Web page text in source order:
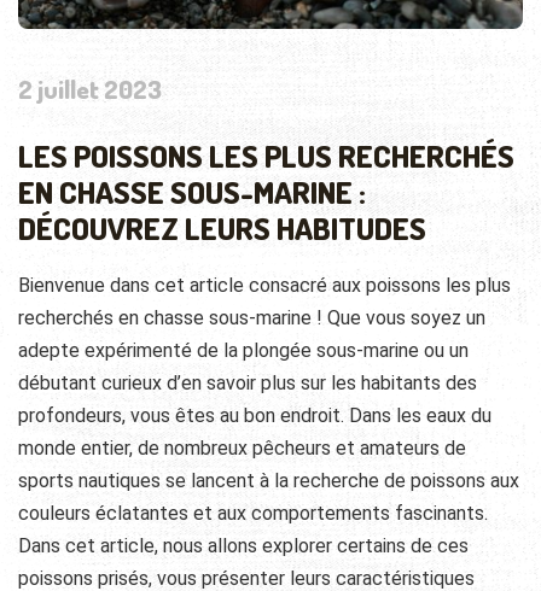
2 juillet 2023
LES POISSONS LES PLUS RECHERCHÉS
EN CHASSE SOUS-MARINE :
DÉCOUVREZ LEURS HABITUDES
Bienvenue dans cet article consacré aux poissons les plus
recherchés en chasse sous-marine ! Que vous soyez un
adepte expérimenté de la plongée sous-marine ou un
débutant curieux d’en savoir plus sur les habitants des
profondeurs, vous êtes au bon endroit. Dans les eaux du
monde entier, de nombreux pêcheurs et amateurs de
sports nautiques se lancent à la recherche de poissons aux
couleurs éclatantes et aux comportements fascinants.
Dans cet article, nous allons explorer certains de ces
poissons prisés, vous présenter leurs caractéristiques